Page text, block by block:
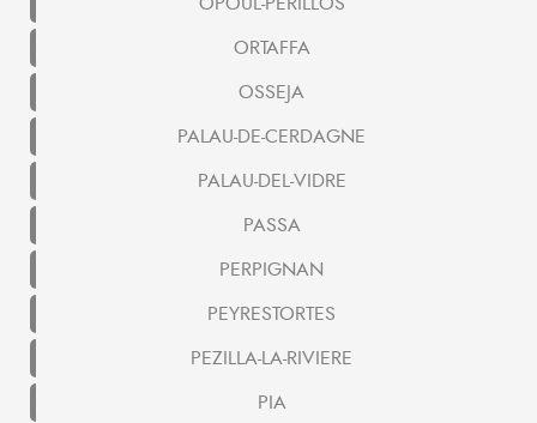
ORTAFFA
OSSEJA
PALAU-DE-CERDAGNE
PALAU-DEL-VIDRE
PASSA
PERPIGNAN
PEYRESTORTES
PEZILLA-LA-RIVIERE
PIA